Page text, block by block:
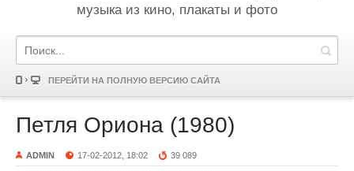
музыка из кино, плакаты и фото
ПЕРЕЙТИ НА ПОЛНУЮ ВЕРСИЮ САЙТА
Петля Ориона (1980)
ADMIN 17-02-2012, 18:02 39 089